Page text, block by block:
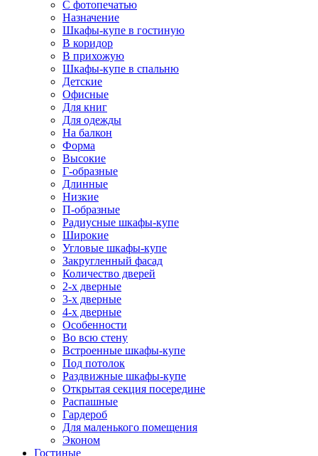
С фотопечатью
Назначение
Шкафы-купе в гостиную
В коридор
В прихожую
Шкафы-купе в спальню
Детские
Офисные
Для книг
Для одежды
На балкон
Форма
Высокие
Г-образные
Длинные
Низкие
П-образные
Радиусные шкафы-купе
Широкие
Угловые шкафы-купе
Закругленный фасад
Количество дверей
2-х дверные
3-х дверные
4-х дверные
Особенности
Во всю стену
Встроенные шкафы-купе
Под потолок
Раздвижные шкафы-купе
Открытая секция посередине
Распашные
Гардероб
Для маленького помещения
Эконом
Гостиные